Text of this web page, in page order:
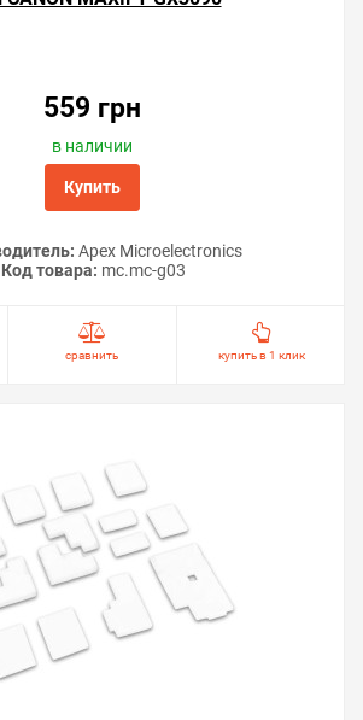
и поможем сделать печать на
559 грн
в наличии
Купить
Apex Microelectronics
Код товара: mc.mc-g03
сравнить купить в 1 клик